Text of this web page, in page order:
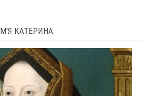
КАТЕРИНА